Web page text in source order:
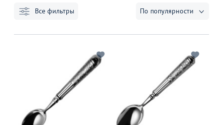
Все фильтры По популярности